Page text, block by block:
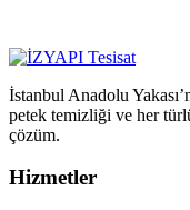
İstanbul Anadolu
petek temizliği ve her
çözüm.
Hizmetler